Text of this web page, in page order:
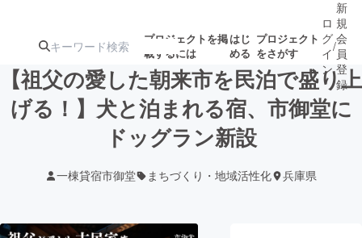
プロジェクトを掲
載するには
はじ
める
プロジェクト
をさがす
注目の新着プロ 募集終了が近いプ
ロ
グ
イ
ン
/
新
規
会
員
登
録
【祖父の愛した朝来市を民泊で盛り上
げる！】犬と泊まれる宿、市御堂に
ドッグラン新設
一棟貸宿市御堂 まちづくり・地域活性化 兵庫県